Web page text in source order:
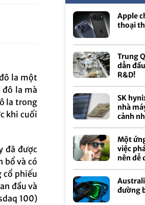
la một
đô la mà
la trong
khi cuối
đã được
bổ và có
cổ phiếu
đầu và
100)
Apple
thoại
Trung
dẫn
R&D!
SK
nhà
cảnh
Một
việc
nên dễ
đường